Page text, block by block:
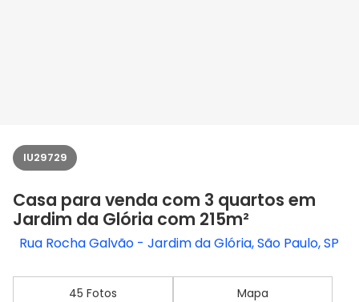
IU29729
Casa para venda com 3 quartos em
Jardim da Glória com 215m²
Rua Rocha Galvão - Jardim da Glória, São Paulo, SP
45 Fotos Mapa